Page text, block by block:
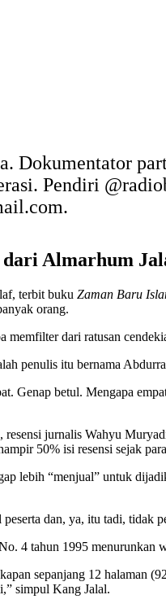
Dokumentator
Pendiri
Almarhum
terbit buku Zaman Baru
orang.
memfilter dari ratusan
penulis itu bernama
Genap betul. Mengapa
resensi jurnalis Wahyu
50% isi resensi sejak
lebih “menjual” untuk
dan, ya, itu tadi, tidak
4 tahun 1995 menurunkan
sepanjang 12 halaman
simpul Kang Jalal.